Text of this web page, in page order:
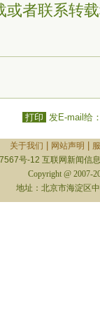
者联系转
打印 发E-mail给
关于我们 网站声明
号-12 互联网新闻信
Copyright @ 2007-
地址：北京市海淀区